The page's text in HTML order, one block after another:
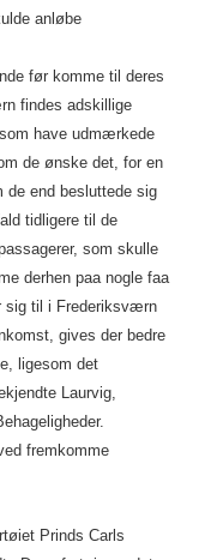
anløbe
før komme til deres
findes adskillige
have udmærkede
de ønske det, for en
de end besluttede sig
tidligere til de
som skulle
derhen paa nogle faa
sig til i Frederiksværn
gives der bedre
ligesom det
Laurvig,
fremkomme
Prinds Carls